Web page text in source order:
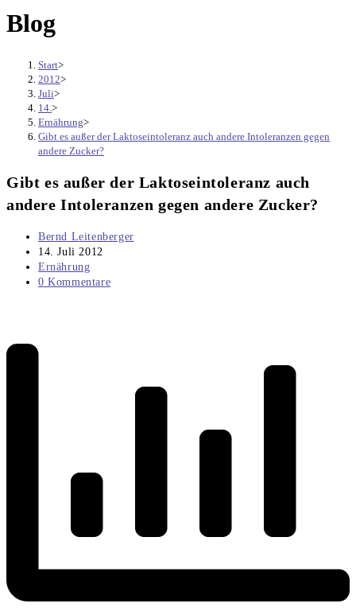
Blog
Start>
2012>
Juli>
14. >
Ernährung>
Gibt es außer der Laktoseintoleranz auch andere Intoleranzen gegen
andere Zucker?
Gibt es außer der Laktoseintoleranz auch
andere Intoleranzen gegen andere Zucker?
Beitrags-
Autor:
Bernd Leitenberger
Beitrag
veröffentlicht:
14. Juli 2012
Beitrags-
Kategorie:
Ernährung
Beitrags-
0 Kommentare